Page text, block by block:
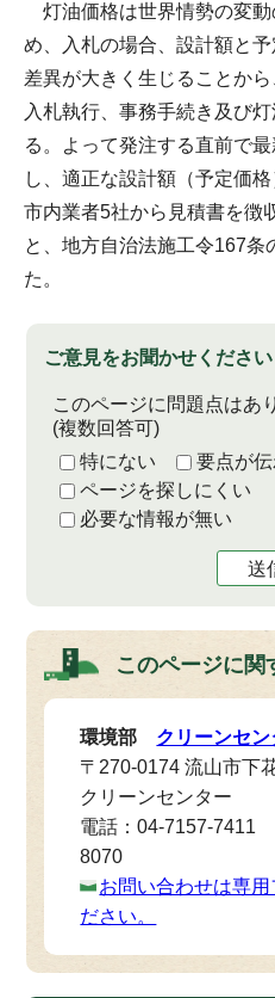
灯油価格は世界情勢の変動
め、入札の場合、設計額と
差異が大きく生じることか
入札執行、事務手続き及び
る。よって発注する直前で
し、適正な設計額（予定価
市内業者5社から見積書を徴
と、地方自治法施工令167条
た。
ご意見をお聞かせください
このページに問題点はあ
(複数回答可)
特にない
要点が
ページを探しにくい
必要な情報が無い
送
このページに関
環境部 クリーンセン
〒270-0174 流山市
クリーンセンター
電話：04-7157-7411
8070
お問い合わせは専用
ださい。